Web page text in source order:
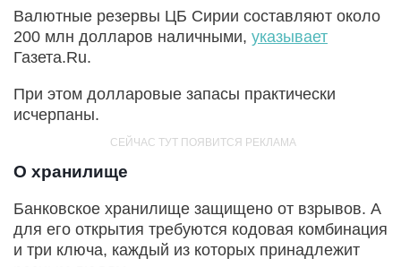
Валютные резервы ЦБ Сирии составляют около
200 млн долларов наличными, указывает
Газета.Ru.
При этом долларовые запасы практически
исчерпаны.
О хранилище
Банковское хранилище защищено от взрывов. А
для его открытия требуются кодовая комбинация
и три ключа, каждый из которых принадлежит